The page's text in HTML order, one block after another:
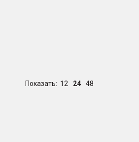
Показать: 12 24 48